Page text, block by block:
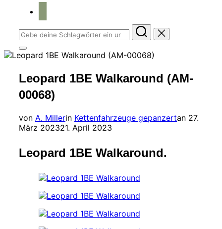
Suchen
nach:
Seitenleiste
&
umschalten
Leopard 1BE Walkaround (AM-
00068)
von A. Millerin Kettenfahrzeuge gepanzertan 27.
März 202321. April 2023
Leopard 1BE Walkaround.